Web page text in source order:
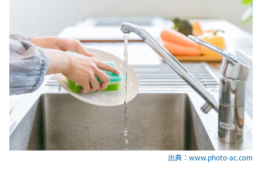
出典：www.photo-ac.com